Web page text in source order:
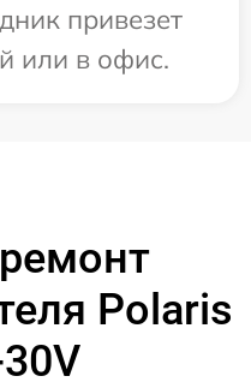
привезет
или в офис.
Polaris